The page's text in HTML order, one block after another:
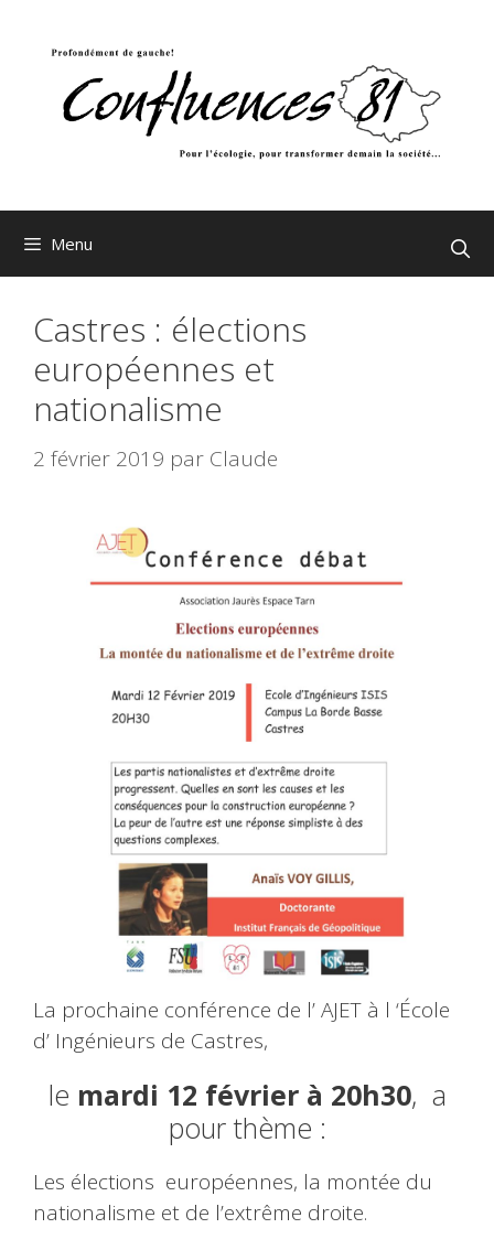
Menu
Castres : élections
européennes et
nationalisme
2 février 2019 par Claude
La prochaine conférence de l’ AJET à l ‘École
d’ Ingénieurs de Castres,
le mardi 12 février à 20h30, a
pour thème :
Les élections européennes, la montée du
nationalisme et de l’extrême droite.